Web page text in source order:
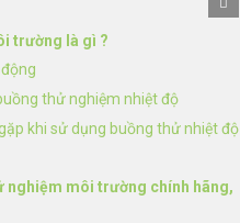
trường là gì ?
thử nghiệm nhiệt độ
khi sử dụng buồng thử nhiệt độ
nghiệm môi trường chính hãng,